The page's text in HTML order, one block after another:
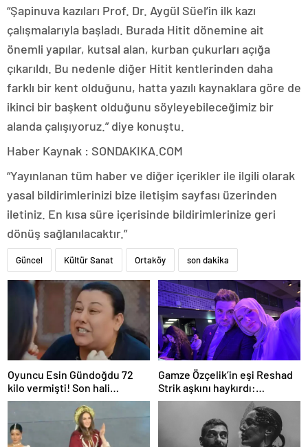
“Şapinuva kazıları Prof. Dr. Aygül Süel’in ilk kazı
çalışmalarıyla başladı. Burada Hitit dönemine ait
önemli yapılar, kutsal alan, kurban çukurları açığa
çıkarıldı. Bu nedenle diğer Hitit kentlerinden daha
farklı bir kent olduğunu, hatta yazılı kaynaklara göre de
ikinci bir başkent olduğunu söyleyebileceğimiz bir
alanda çalışıyoruz.” diye konuştu.
Haber Kaynak : SONDAKIKA.COM
“Yayınlanan tüm haber ve diğer içerikler ile ilgili olarak
yasal bildirimlerinizi bize iletişim sayfası üzerinden
iletiniz. En kısa süre içerisinde bildirimlerinize geri
dönüş sağlanılacaktır.”
Güncel Kültür Sanat Ortaköy son dakika
Oyuncu Esin Gündoğdu 72
kilo vermişti! Son hali
gündem oldu
Gamze Özçelik’in eşi Reshad
Strik aşkını haykırdı:
“Cennetim”